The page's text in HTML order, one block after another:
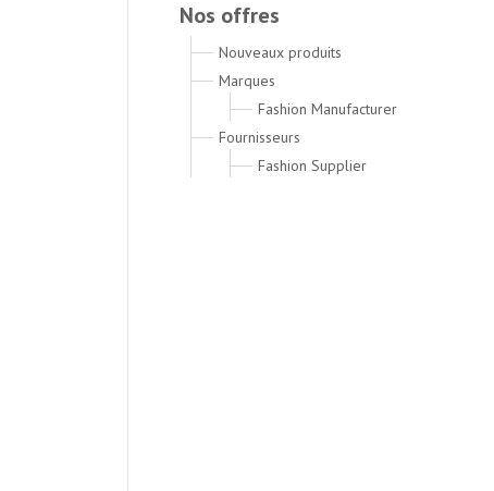
Nos offres
Nouveaux produits
Marques
Fashion Manufacturer
Fournisseurs
Fashion Supplier